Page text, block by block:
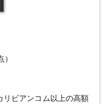
リビアンコム以上の高額